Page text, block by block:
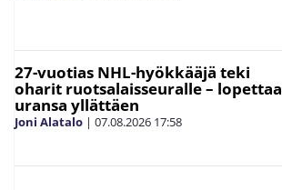
27-vuotias NHL-hyökkääjä teki
oharit ruotsalaisseuralle – lopettaa
uransa yllättäen
Joni Alatalo | 07.08.2026 17:58